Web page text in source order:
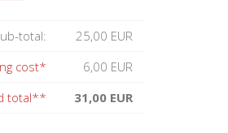
total:
25,00 EUR
cost*
6,00 EUR
total**
31,00 EUR